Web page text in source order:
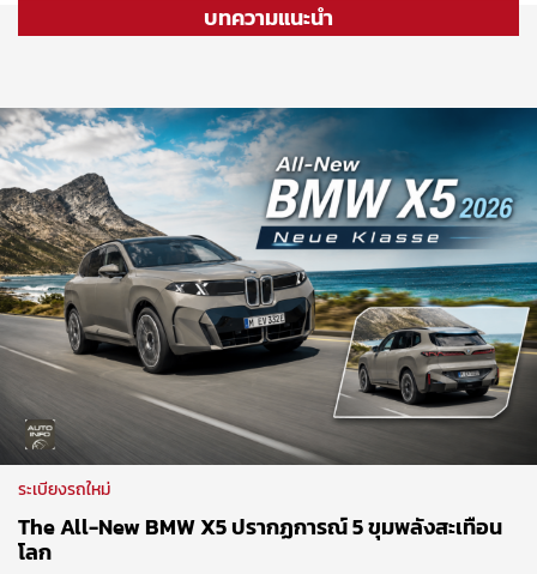
บทความแนะนำ
ระเบียงรถใหม่
The All-New BMW X5 ปรากฏการณ์ 5 ขุมพลังสะเทือน
โลก